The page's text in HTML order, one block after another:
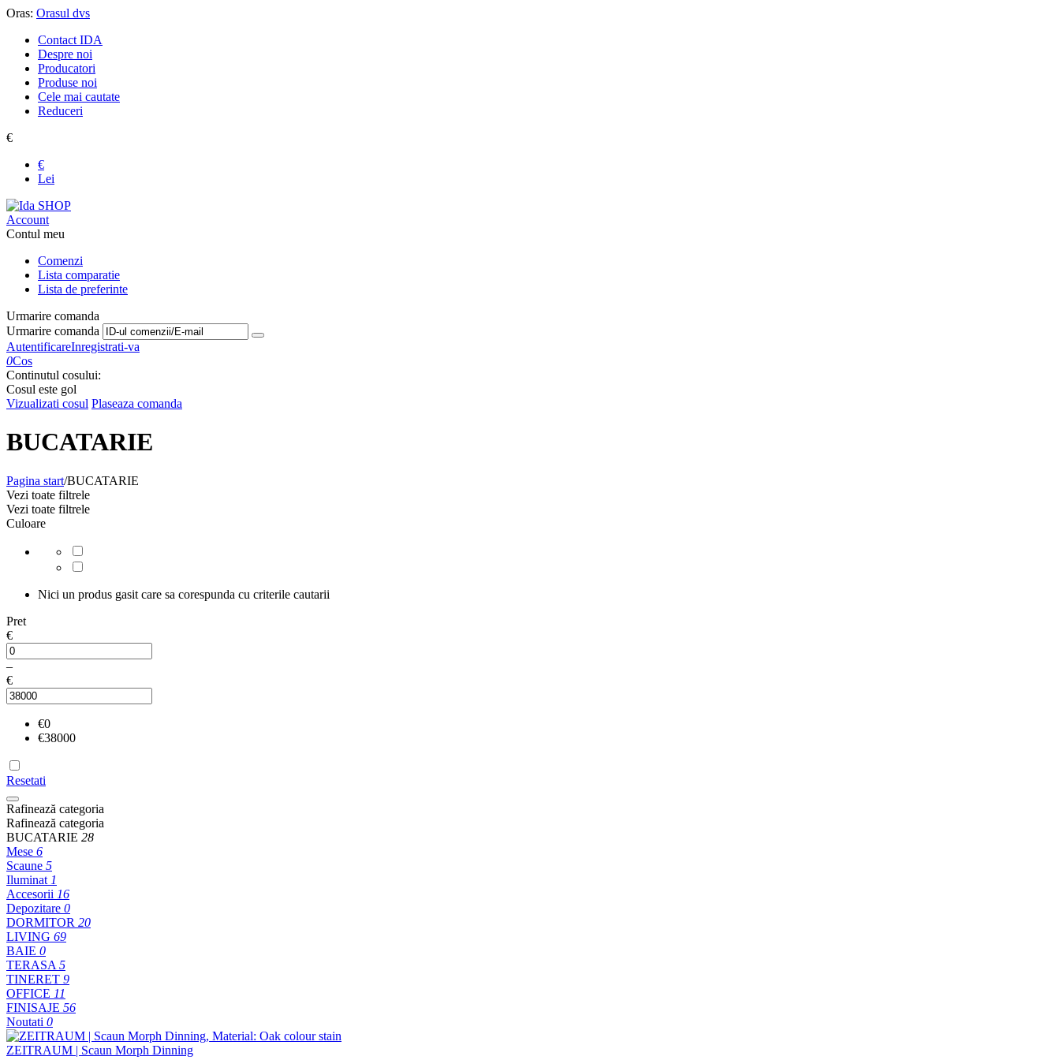
Oras: Orasul dvs
Contact IDA
Despre noi
Producatori
Produse noi
Cele mai cautate
Reduceri
€
€
Lei
Account
Contul meu
Comenzi
Lista comparatie
Lista de preferinte
Urmarire comanda
Urmarire comanda
AutentificareInregistrati-va
0Cos
Continutul cosului:
Cosul este gol
Vizualizati cosul Plaseaza comanda
BUCATARIE
Pagina start/BUCATARIE
Vezi toate filtrele
Vezi toate filtrele
Culoare
Nici un produs gasit care sa corespunda cu criterile cautarii
Pret
€
–
€
€0
€38000
Resetati
Rafinează categoria
Rafinează categoria
BUCATARIE 28
Mese 6
Scaune 5
Iluminat 1
Accesorii 16
Depozitare 0
DORMITOR 20
LIVING 69
BAIE 0
TERASA 5
TINERET 9
OFFICE 11
FINISAJE 56
Noutati 0
ZEITRAUM | Scaun Morph Dinning